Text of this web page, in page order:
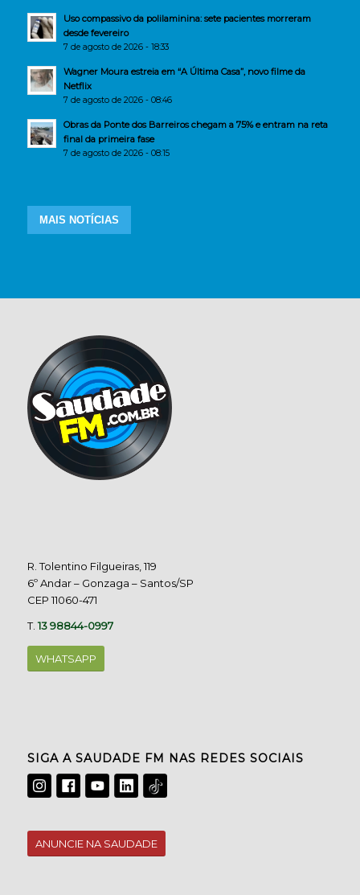
Uso compassivo da polilaminina: sete pacientes morreram
desde fevereiro
7 de agosto de 2026 - 18:33
Wagner Moura estreia em “A Última Casa”, novo filme da
Netflix
7 de agosto de 2026 - 08:46
Obras da Ponte dos Barreiros chegam a 75% e entram na reta
final da primeira fase
7 de agosto de 2026 - 08:15
MAIS NOTÍCIAS
R. Tolentino Filgueiras, 119
6º Andar – Gonzaga – Santos/SP
CEP 11060-471
T.13 98844-0997
WHATSAPP
SIGA A SAUDADE FM NAS REDES SOCIAIS
ANUNCIE NA SAUDADE